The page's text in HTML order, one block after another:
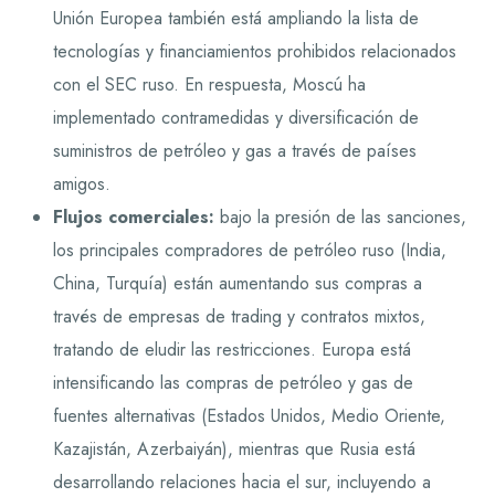
Unión Europea también está ampliando la lista de
tecnologías y financiamientos prohibidos relacionados
con el SEC ruso. En respuesta, Moscú ha
implementado contramedidas y diversificación de
suministros de petróleo y gas a través de países
amigos.
Flujos comerciales: bajo la presión de las sanciones,
los principales compradores de petróleo ruso (India,
China, Turquía) están aumentando sus compras a
través de empresas de trading y contratos mixtos,
tratando de eludir las restricciones. Europa está
intensificando las compras de petróleo y gas de
fuentes alternativas (Estados Unidos, Medio Oriente,
Kazajistán, Azerbaiyán), mientras que Rusia está
desarrollando relaciones hacia el sur, incluyendo a